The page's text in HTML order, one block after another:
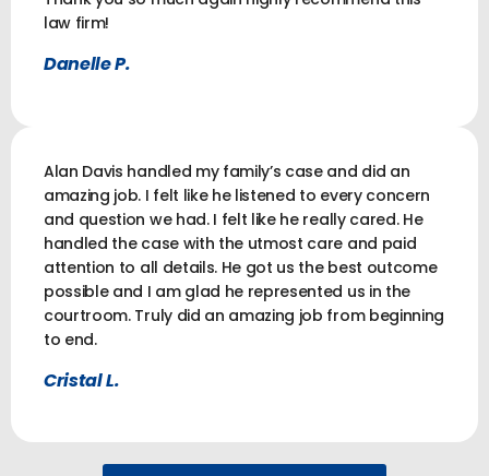
law firm!
Danelle P.
Alan Davis handled my family’s case and did an
amazing job. I felt like he listened to every concern
and question we had. I felt like he really cared. He
handled the case with the utmost care and paid
attention to all details. He got us the best outcome
possible and I am glad he represented us in the
courtroom. Truly did an amazing job from beginning
to end.
Cristal L.